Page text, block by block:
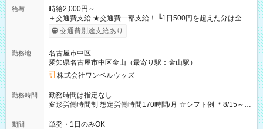
給与
時給2,000円～
＋交通費支給 ★交通費一部支給！ ┗1日500円を超えた分は全額
支給！ ※往復500円以内の方は自己負担となります ★日払い
OK！（規定あり） ┗働いたその日に現金GET♪ お仕事後はコン
期間なし
交通費別途支給あり
勤務地
名古屋市中区
愛知県名古屋市中区金山（最寄り駅：金山駅）
株式会社ワンベルウッズ
勤務時間
勤務時間は指定なし
変形労働時間制 想定労働時間170時間/月 ☆シフト例 ＊8/15～
10/26 全日共通 08：00～12：00 17：00～21：00 ＊8/31
～9/19のみ下記シフトもあります！ 12：00～16：00 ＊9/6～
期間 単発・1日のみOK